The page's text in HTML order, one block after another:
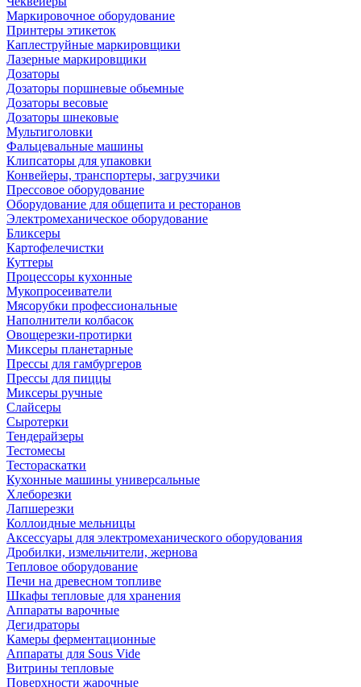
Маркировочное оборудование
Принтеры этикеток
Каплеструйные маркировщики
Лазерные маркировщики
Дозаторы
Дозаторы поршневые обьемные
Дозаторы весовые
Дозаторы шнековые
Мультиголовки
Фальцевальные машины
Клипсаторы для упаковки
Конвейеры, транспортеры, загрузчики
Прессовое оборудование
Оборудование для общепита и ресторанов
Электромеханическое оборудование
Бликсеры
Картофелечистки
Куттеры
Процессоры кухонные
Мукопросеиватели
Мясорубки профессиональные
Наполнители колбасок
Овощерезки-протирки
Миксеры планетарные
Прессы для гамбургеров
Прессы для пиццы
Миксеры ручные
Слайсеры
Сыротерки
Тендерайзеры
Тестомесы
Тестораскатки
Кухонные машины универсальные
Хлеборезки
Лапшерезки
Коллоидные мельницы
Аксессуары для электромеханического оборудования
Дробилки, измельчители, жернова
Тепловое оборудование
Печи на древесном топливе
Шкафы тепловые для хранения
Аппараты варочные
Дегидраторы
Камеры ферментационные
Аппараты для Sous Vide
Витрины тепловые
Поверхности жарочные